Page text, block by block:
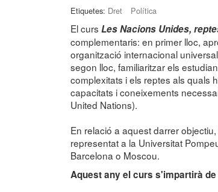
Etiquetes: Dret Política
El curs LesNacions Unides,
complementaris: en primer lloc,
organització internacional
segon lloc, familiaritzar els
complexitats i els reptes als quals
capacitats i coneixements
United Nations).
En relació a aquest darrer
representat a la Universitat
Barcelona o Moscou.
Aquest any el curs s'impartirà